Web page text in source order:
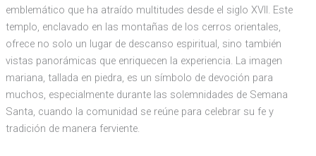
emblemático que ha atraído multitudes desde el siglo XVII. Este
templo, enclavado en las montañas de los cerros orientales,
ofrece no solo un lugar de descanso espiritual, sino también
vistas panorámicas que enriquecen la experiencia. La imagen
mariana, tallada en piedra, es un símbolo de devoción para
muchos, especialmente durante las solemnidades de Semana
Santa, cuando la comunidad se reúne para celebrar su fe y
tradición de manera ferviente.